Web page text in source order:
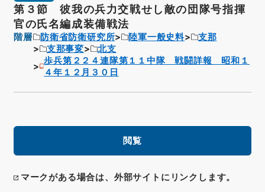
第３節 彼我の兵力交戦せし敵の団隊号指揮
官の氏名編成装備戦法
階層 防衛省防衛研究所 陸軍一般史料
支那
支那事変
北支
歩兵第２２４連隊第１１中隊 戦闘詳報 昭和１
４年１２月３０日
閲覧
マークがある場合は、外部サイトにリンクします。